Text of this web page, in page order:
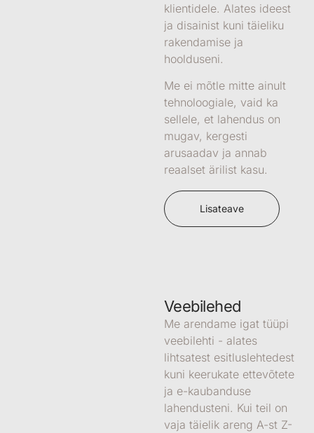
klientidele. Alates ideest
ja disainist kuni täieliku
rakendamise ja
hoolduseni.
Me ei mõtle mitte ainult
tehnoloogiale, vaid ka
sellele, et lahendus on
mugav, kergesti
arusaadav ja annab
reaalset ärilist kasu.
Lisateave
Veebilehed
Me arendame igat tüüpi
veebilehti - alates
lihtsatest esitluslehtedest
kuni keerukate ettevõtete
ja e-kaubanduse
lahendusteni. Kui teil on
vaja täielik areng A-st Z-